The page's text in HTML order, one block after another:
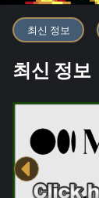
블록체
최신 정보
최신 정보